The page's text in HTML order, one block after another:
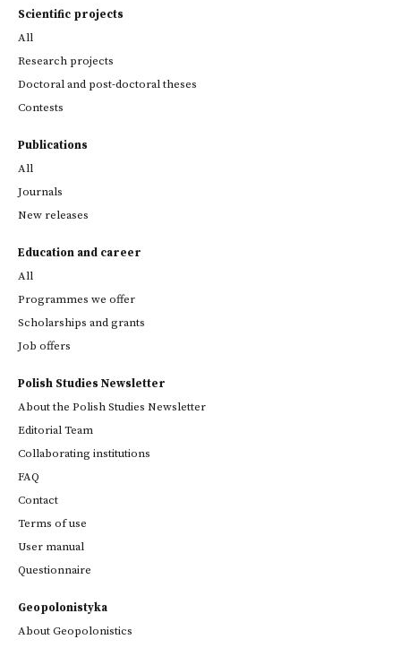
Scientific projects
All
Research projects
Doctoral and post-doctoral theses
Contests
Publications
All
Journals
New releases
Education and career
All
Programmes we offer
Scholarships and grants
Job offers
Polish Studies Newsletter
About the Polish Studies Newsletter
Editorial Team
Collaborating institutions
FAQ
Contact
Terms of use
User manual
Questionnaire
Geopolonistyka
About Geopolonistics